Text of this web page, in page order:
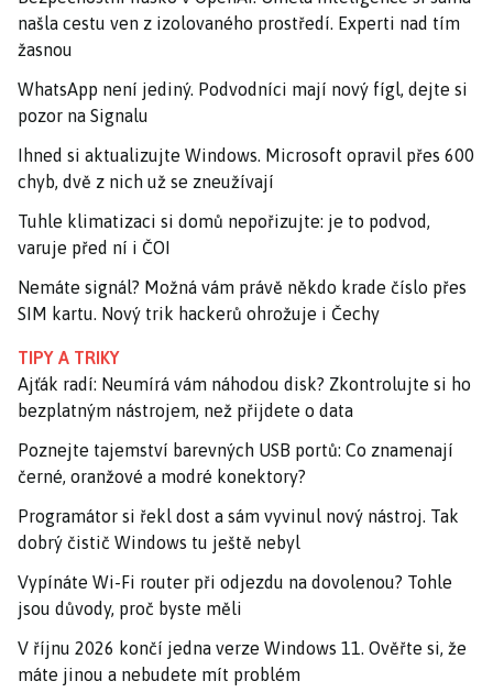
našla cestu ven z izolovaného prostředí. Experti nad tím
žasnou
WhatsApp není jediný. Podvodníci mají nový fígl, dejte si
pozor na Signalu
Ihned si aktualizujte Windows. Microsoft opravil přes 600
chyb, dvě z nich už se zneužívají
Tuhle klimatizaci si domů nepořizujte: je to podvod,
varuje před ní i ČOI
Nemáte signál? Možná vám právě někdo krade číslo přes
SIM kartu. Nový trik hackerů ohrožuje i Čechy
TIPY A TRIKY
Ajťák radí: Neumírá vám náhodou disk? Zkontrolujte si ho
bezplatným nástrojem, než přijdete o data
Poznejte tajemství barevných USB portů: Co znamenají
černé, oranžové a modré konektory?
Programátor si řekl dost a sám vyvinul nový nástroj. Tak
dobrý čistič Windows tu ještě nebyl
Vypínáte Wi-Fi router při odjezdu na dovolenou? Tohle
jsou důvody, proč byste měli
V říjnu 2026 končí jedna verze Windows 11. Ověřte si, že
máte jinou a nebudete mít problém